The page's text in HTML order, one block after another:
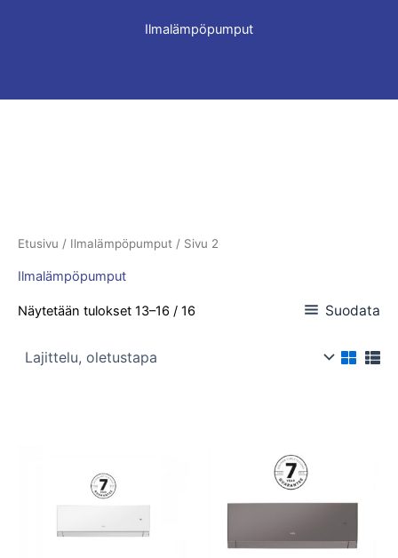
Ilmalämpöpumput
Etusivu / Ilmalämpöpumput / Sivu 2
Ilmalämpöpumput
Näytetään tulokset 13–16 / 16 Suodata
useampi
Voit